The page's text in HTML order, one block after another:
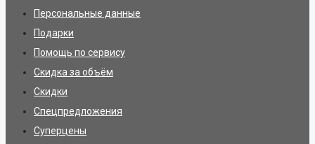
Персональные данные
Подарки
Помощь по сервису
Скидка за объём
Скидки
Спецпредложения
Суперцены